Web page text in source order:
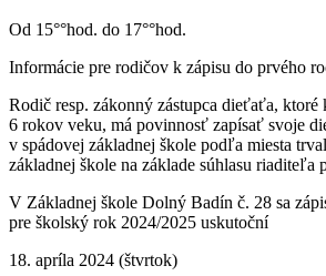
Od 15°°hod. do 17°°hod.
Informácie pre rodičov k zápisu do prvého
Rodič resp. zákonný zástupca dieťaťa, ktoré
6 rokov veku, má povinnosť zapísať svoje
v spádovej základnej škole podľa miesta
základnej škole na základe súhlasu riaditeľa
V Základnej škole Dolný Badín č. 28 sa
pre školský rok 2024/2025 uskutoční
18. apríla 2024 (štvrtok)